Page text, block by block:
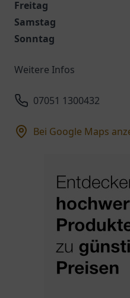
Freitag
Samstag
Sonntag
Weitere Infos
07051 1300432
Bei Google Maps